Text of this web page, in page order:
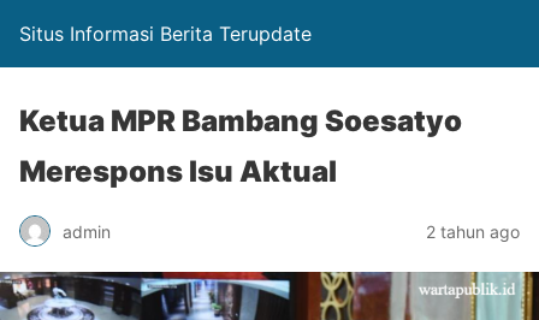
Situs Informasi Berita Terupdate
Ketua MPR Bambang Soesatyo
Merespons Isu Aktual
admin 2 tahun ago